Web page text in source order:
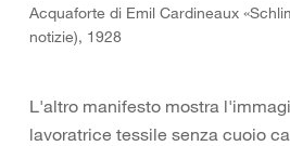
Acquaforte di Emil Cardineaux
notizie), 1928
L'altro manifesto mostra
lavoratrice tessile senza cuoio